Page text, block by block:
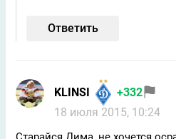
Ответить
KLINSI
+332
18 июля 2015, 10:24